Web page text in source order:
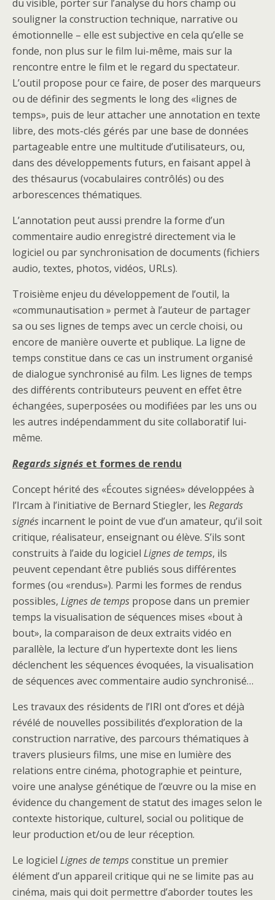
du visible, porter sur l’analyse du hors champ ou
souligner la construction technique, narrative ou
émotionnelle – elle est subjective en cela qu’elle se
fonde, non plus sur le film lui-même, mais sur la
rencontre entre le film et le regard du spectateur.
L’outil propose pour ce faire, de poser des marqueurs
ou de définir des segments le long des «lignes de
temps», puis de leur attacher une annotation en texte
libre, des mots-clés gérés par une base de données
partageable entre une multitude d’utilisateurs, ou,
dans des développements futurs, en faisant appel à
des thésaurus (vocabulaires contrôlés) ou des
arborescences thématiques.
L’annotation peut aussi prendre la forme d’un
commentaire audio enregistré directement via le
logiciel ou par synchronisation de documents (fichiers
audio, textes, photos, vidéos, URLs).
Troisième enjeu du développement de l’outil, la
«communautisation » permet à l’auteur de partager
sa ou ses lignes de temps avec un cercle choisi, ou
encore de manière ouverte et publique. La ligne de
temps constitue dans ce cas un instrument organisé
de dialogue synchronisé au film. Les lignes de temps
des différents contributeurs peuvent en effet être
échangées, superposées ou modifiées par les uns ou
les autres indépendamment du site collaboratif lui-
même.
Regards signés et formes de rendu
Concept hérité des «Écoutes signées» développées à
l’Ircam à l’initiative de Bernard Stiegler, les Regards
signés incarnent le point de vue d’un amateur, qu’il soit
critique, réalisateur, enseignant ou élève. S’ils sont
construits à l’aide du logiciel Lignes de temps, ils
peuvent cependant être publiés sous différentes
formes (ou «rendus»). Parmi les formes de rendus
possibles, Lignes de temps propose dans un premier
temps la visualisation de séquences mises «bout à
bout», la comparaison de deux extraits vidéo en
parallèle, la lecture d’un hypertexte dont les liens
déclenchent les séquences évoquées, la visualisation
de séquences avec commentaire audio synchronisé…
Les travaux des résidents de l’IRI ont d’ores et déjà
révélé de nouvelles possibilités d’exploration de la
construction narrative, des parcours thématiques à
travers plusieurs films, une mise en lumière des
relations entre cinéma, photographie et peinture,
voire une analyse génétique de l’œuvre ou la mise en
évidence du changement de statut des images selon le
contexte historique, culturel, social ou politique de
leur production et/ou de leur réception.
Le logiciel Lignes de tempsconstitue un premier
élément d’un appareil critique qui ne se limite pas au
cinéma, mais qui doit permettre d’aborder toutes les